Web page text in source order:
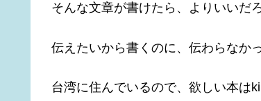
そんな文章が書けたら、よりいいだ
伝えたいから書くのに、伝わらなか
台湾に住んでいるので、欲しい本は